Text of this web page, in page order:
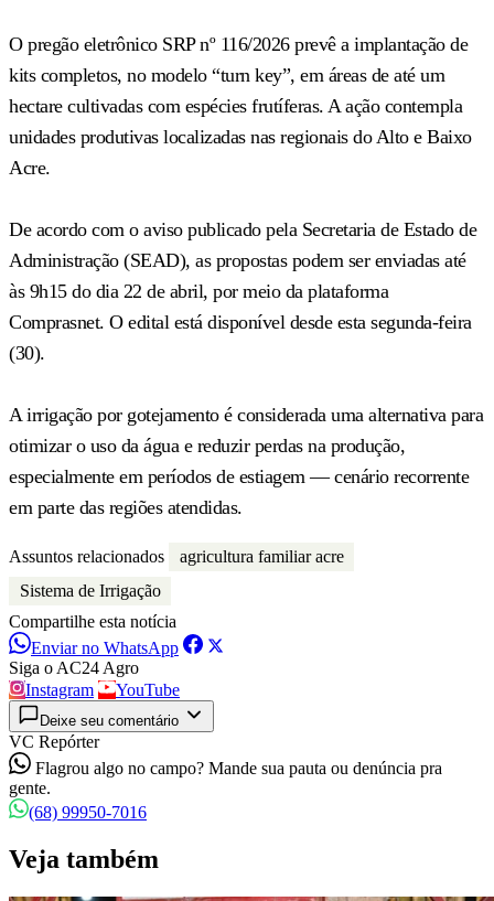
O pregão eletrônico SRP nº 116/2026 prevê a implantação de
kits completos, no modelo “turn key”, em áreas de até um
hectare cultivadas com espécies frutíferas. A ação contempla
unidades produtivas localizadas nas regionais do Alto e Baixo
Acre.
De acordo com o aviso publicado pela Secretaria de Estado de
Administração (SEAD), as propostas podem ser enviadas até
às 9h15 do dia 22 de abril, por meio da plataforma
Comprasnet. O edital está disponível desde esta segunda-feira
(30).
A irrigação por gotejamento é considerada uma alternativa para
otimizar o uso da água e reduzir perdas na produção,
especialmente em períodos de estiagem — cenário recorrente
em parte das regiões atendidas.
Assuntos relacionados
agricultura familiar acre
Sistema de Irrigação
Compartilhe esta notícia
Enviar no WhatsApp
Siga o AC24 Agro
Instagram
YouTube
Deixe seu comentário
VC Repórter
Flagrou algo no campo? Mande sua pauta ou denúncia pra
gente.
(68) 99950-7016
Veja também